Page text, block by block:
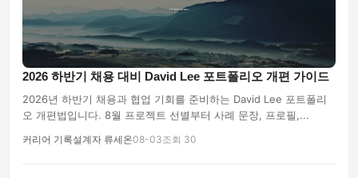
2026 하반기 채용 대비 David Lee 포트폴리오 개편 가이드
2026년 하반기 채용과 협업 기회를 준비하는 David Lee 포트폴리
오 개편법입니다. 8월 프로젝트 선별부터 사례 문장, 프로필,...
커리어 기록설계자 류세온08-03조회 30